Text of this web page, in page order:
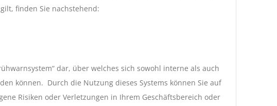
finden Sie nachstehend:
dar, über welches sich sowohl interne als auch
können. Durch die Nutzung dieses Systems können Sie auf
Risiken oder Verletzungen in Ihrem Geschäftsbereich oder